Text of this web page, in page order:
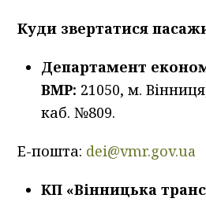
Куди звертатися
Департамент
ВМР: 21050, м.
каб. №809.
Е-пошта: dei@vmr.gov.ua
КП «Вінницька